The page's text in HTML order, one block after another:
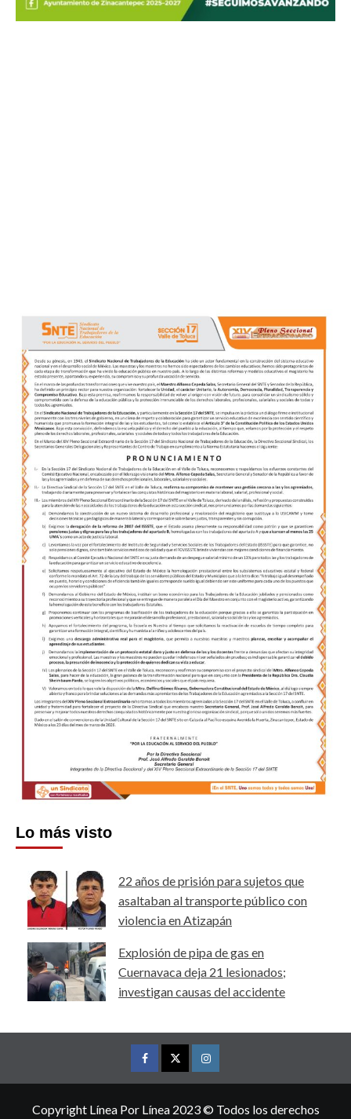
Lo más visto
22 años de prisión para sujetos que
asaltaban al transporte público con
violencia en Atizapán
Explosión de pipa de gas en
Cuernavaca deja 21 lesionados;
investigan causas del accidente
FacebookTwitterInstagram
Copyright Línea Por Línea 2023 © Todos los derechos